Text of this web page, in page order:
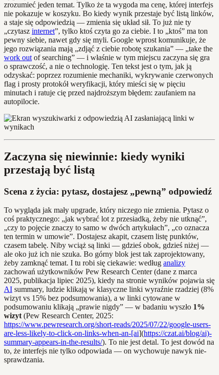
zrozumieć jeden temat. Tylko że ta wygoda ma cenę, której interfejs
nie pokazuje w koszyku. Bo kiedy wynik przestaje być listą linków,
a staje się odpowiedzią — zmienia się układ sił. To już nie ty
„czytasz internet”, tylko ktoś czyta go za ciebie. I to „ktoś” ma ton
pewny siebie, nawet gdy się myli. Google wprost komunikuje, że
jego rozwiązania mają „zdjąć z ciebie robotę szukania” — „take the
work out of searching” — i właśnie w tym miejscu zaczyna się gra
o sprawczość, a nie o technologię. Ten tekst jest o tym, jak ją
odzyskać: poprzez rozumienie mechaniki, wykrywanie czerwonych
flag i prosty protokół weryfikacji, który mieści się w pięciu
minutach i ratuje cię przed najdroższym błędem: zaufaniem na
autopilocie.
Zaczyna się niewinnie: kiedy wyniki
przestają być listą
Scena z życia: pytasz, dostajesz „pewną” odpowiedź
To wygląda jak mały upgrade, który niczego nie zmienia. Pytasz o
coś praktycznego: „jak wybrać lot z przesiadką, żeby nie utknąć”,
„czy to pojęcie znaczy to samo w dwóch artykułach”, „co oznacza
ten termin w umowie”. Dostajesz akapit, czasem listę punktów,
czasem tabelę. Niby wciąż są linki — gdzieś obok, gdzieś niżej —
ale oko już ich nie szuka. Bo górny blok jest tak zaprojektowany,
żeby zamknąć temat. I tu robi się ciekawie: według analizy
zachowań użytkowników Pew Research Center (dane z marca
2025, publikacja lipiec 2025), kiedy na stronie wyników pojawia się
AI summary, ludzie klikają w klasyczne linki wyraźnie rzadziej (8%
wizyt vs 15% bez podsumowania), a w linki cytowane w
podsumowaniu klikają „prawie nigdy” — w badaniu wyszło 1%
wizyt (Pew Research Center, 2025:
https://www.pewresearch.org/short-reads/2025/07/22/google-users-
are-less-likely-to-click-on-links-when-an-[ai](https://czat.ai/blog/ai)-
summary-appears-in-the-results/). To nie jest detal. To jest dowód na
to, że interfejs nie tylko odpowiada — on wychowuje nawyk nie-
sprawdzania.